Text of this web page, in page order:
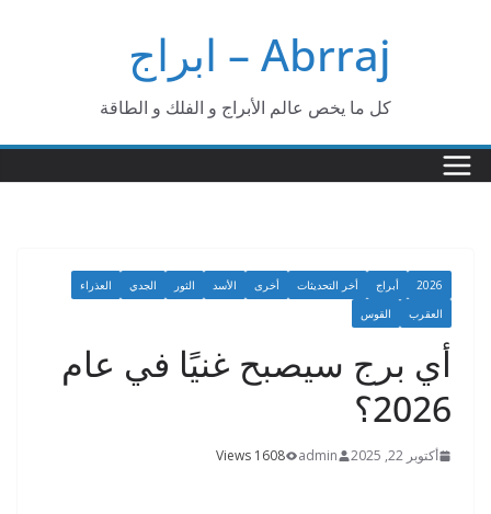
Abrraj – ابراج
كل ما يخص عالم الأبراج و الفلك و الطاقة
2026 أبراج أخر التحديثات أخرى الأسد الثور الجدي
العذراء
العقرب
القوس
أي برج سيصبح غنيًا في عام
2026؟
أكتوبر 22, 2025 admin
1608 Views